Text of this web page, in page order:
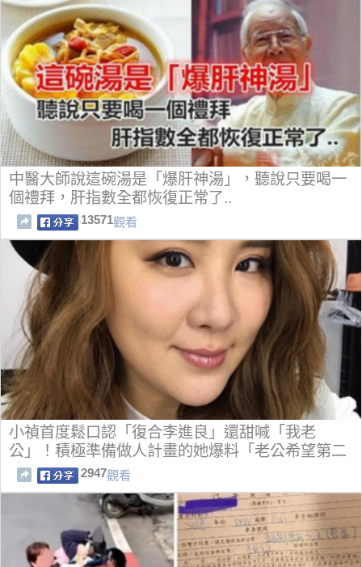
中醫大師說這碗湯是「爆肝神湯」，聽說只要喝一
個禮拜，肝指數全都恢復正常了..
13571觀看
小禎首度鬆口認「復合李進良」還甜喊「我老
公」！積極準備做人計畫的她爆料「老公希望第二
胎是...」
2947觀看